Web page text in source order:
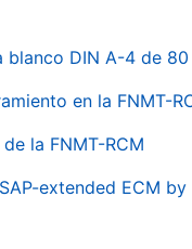
DIN A-4 de 80
en la FNMT-
la FNMT-RCM
extended ECM by